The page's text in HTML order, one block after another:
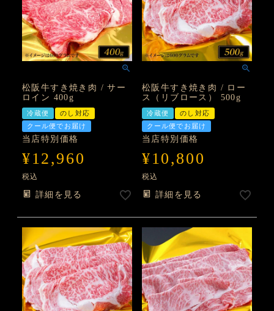
松阪牛すき焼き肉 / サー
ロイン 400g
冷蔵便
のし対応
クール便でお届け
当店特別価格
¥12,960
税込
詳細を見る
松阪牛すき焼き肉 / ロー
ス（リブロース） 500g
冷蔵便
のし対応
クール便でお届け
当店特別価格
¥10,800
税込
詳細を見る